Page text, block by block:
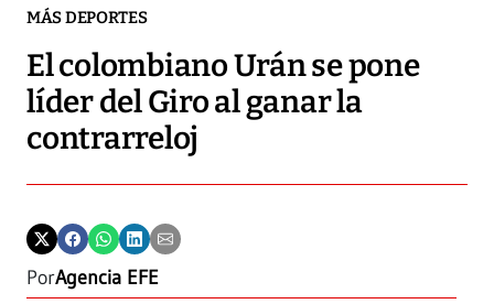
MÁS DEPORTES
El colombiano Urán se pone
líder del Giro al ganar la
contrarreloj
PorAgencia EFE